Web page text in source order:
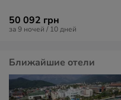
50 092 грн
за 9 ночей / 10 дней
Ближайшие отели